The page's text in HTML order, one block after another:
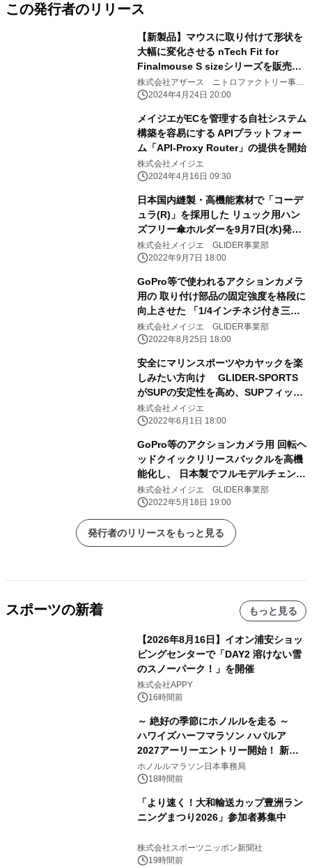
この発行者のリリース
【新製品】マウスに取り付けて形状を
大幅に変化させる nTech Fit for
Finalmouse S sizeシリーズを販売開
始
株式会社アザース ニトロファクトリー事業
部 2024年4月24日 20:00
メイジエがECを管理する自社システム
構築を容易にする APIプラットフォー
ム「API-Proxy Router」の提供を開始
株式会社メイジエ
2024年4月16日 09:30
日本国内縫製・高機能素材で「コーデ
ュラ(R)」を採用した リュック用ハン
ズフリー傘ホルダーを9月7日(水)発
売 ～ 登山愛好家から大好評の リュ
ック用ハンズフリー傘ホルダーを全面
株式会社メイジエ GLIDER事業部
2022年9月7日 18:00
GoPro等で使われるアクションカメラ
用の 取り付け部品の固定強度を格段に
向上させた 「1/4インチネジ付き三脚
アダプター・日本製」を8/23に発売
株式会社メイジエ GLIDER事業部
2022年8月25日 18:00
安全にマリンスポーツやカヤックを楽
しみたい方向け GLIDER-SPORTS
がSUPの安定性を高め、SUPフィッシ
ングにも 活用できるアウトリガー用ア
ルミ製ベースフレームを6月1日に発売
株式会社メイジエ
2022年6月1日 18:00
GoPro等のアクションカメラ用 回転ヘ
ッドクイックリリースバックルを高機
能化し、 日本製でフルモデルチェンジ
～ 複数方向に固定するノッチ式から自
由雲台式に改良し、 撮影準備にかかる
時間を大幅に短縮 ～
株式会社メイジエ GLIDER事業部
2022年5月18日 19:00
発行者のリリースをもっと見る
スポーツの新着 もっと見る
【2026年8月16日】イオン浦安ショッ
ピングセンターで「DAY2 溶けない雪
のスノーパーク！」を開催
株式会社APPY
16時間前
～ 絶好の季節にホノルルを走る ～
ハワイズハーフマラソン ハパルア
2027アーリーエントリー開始！ 新カ
テゴリー「ハパルアIKI(イキ)」(約
13.4km)が登場
ホノルルマラソン日本事務局
18時間前
「より速く！大和輸送カップ豊洲ラン
ニングまつり2026」参加者募集中
株式会社スポーツニッポン新聞社
19時間前